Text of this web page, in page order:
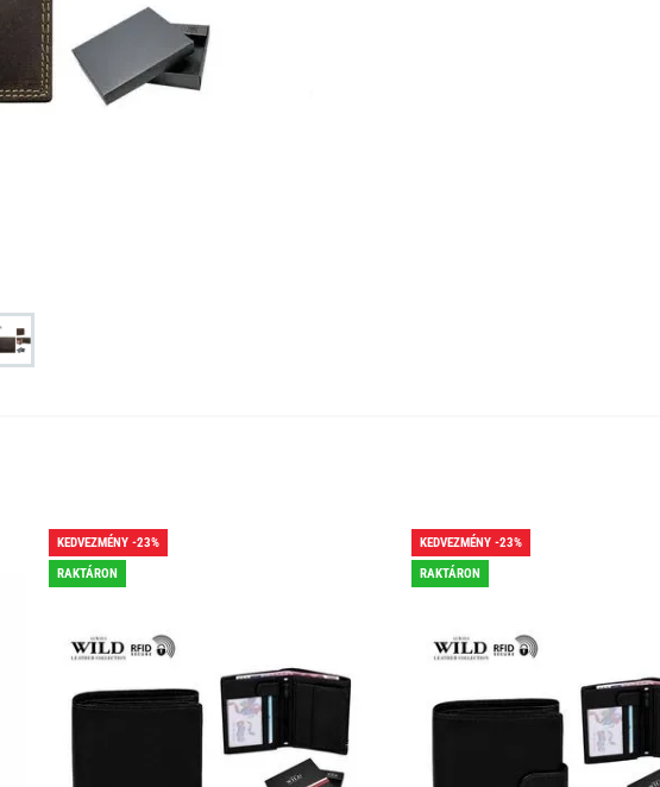
KEDVEZMÉNY -23%
RAKTÁRON
KEDVEZMÉNY -23%
RAKTÁRON